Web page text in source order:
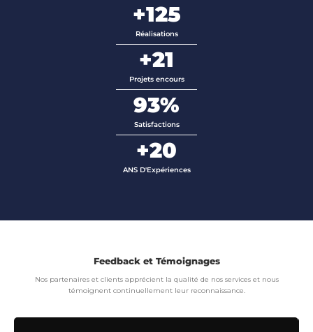
Réalisations
+125
Projets encours
+21
Satisfactions
93%
ANS D'Expériences
+20
Feedback et Témoignages
Nos partenaires et clients apprécient la qualité de nos services et nous
témoignent continuellement leur reconnaissance.